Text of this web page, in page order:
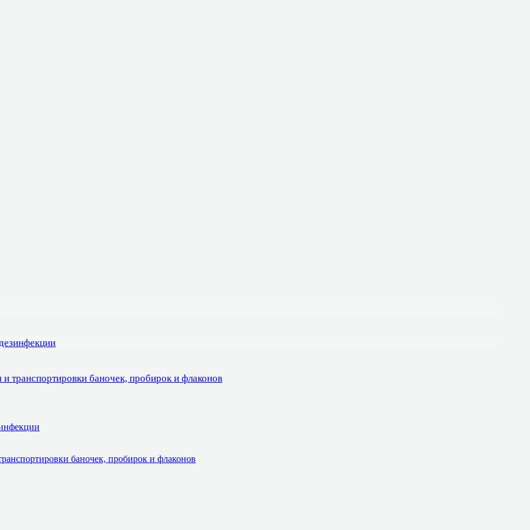
транспортировки баночек, пробирок и флаконов
баночек, пробирок и флаконов